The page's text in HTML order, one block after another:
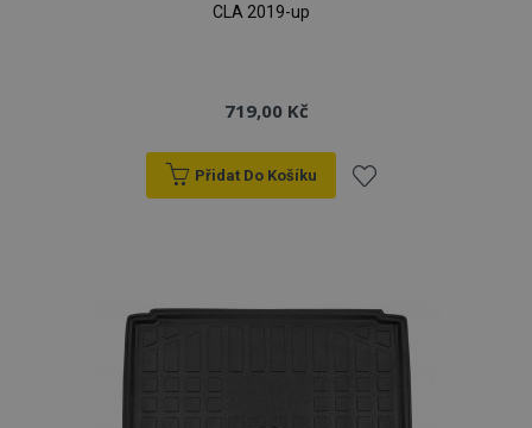
CLA 2019-up
719,00 Kč
Přidat Do Košíku
oblíbeným